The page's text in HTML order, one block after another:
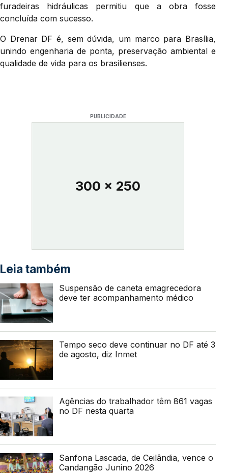
furadeiras hidráulicas permitiu que a obra fosse
concluída com sucesso.
O Drenar DF é, sem dúvida, um marco para Brasília,
unindo engenharia de ponta, preservação ambiental e
qualidade de vida para os brasilienses.
PUBLICIDADE
300 x 250
Leia também
Suspensão de caneta emagrecedora
deve ter acompanhamento médico
Tempo seco deve continuar no DF até 3
de agosto, diz Inmet
Agências do trabalhador têm 861 vagas
no DF nesta quarta
Sanfona Lascada, de Ceilândia, vence o
Candangão Junino 2026